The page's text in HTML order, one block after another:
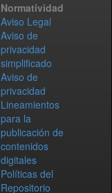
Normatividad
Aviso Legal
Aviso de
privacidad
simplificado
Aviso de
privacidad
Lineamientos
para la
publicación de
contenidos
digitales
Políticas del
Repositorio